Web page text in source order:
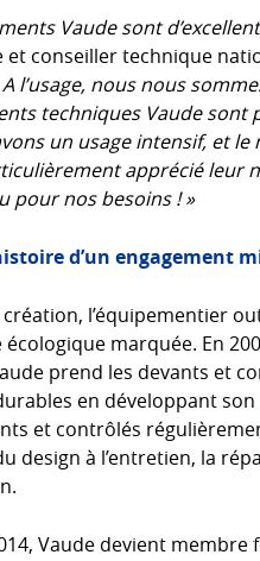
Vaude sont
et conseiller technique
A l’usage, nous nous
techniques Vaude
un usage intensif, et
apprécié leur
pour nos besoins ! »
d’un engagement
l’équipementier
marquée. En
prend les devants et
en développant son
et contrôlés
design à l’entretien, la
Vaude devient